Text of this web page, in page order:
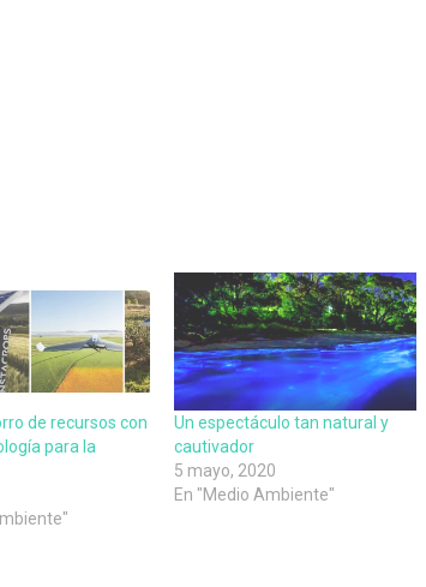
de recursos con
para la
Un espectáculo tan natural y
cautivador
5 mayo, 2020
En "Medio Ambiente"